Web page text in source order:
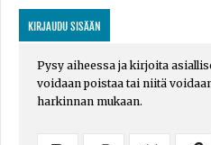
KIRJAUDU SISÄÄN
Pysy aiheessa ja kirjoita
voidaan poistaa tai niitä
harkinnan mukaan.